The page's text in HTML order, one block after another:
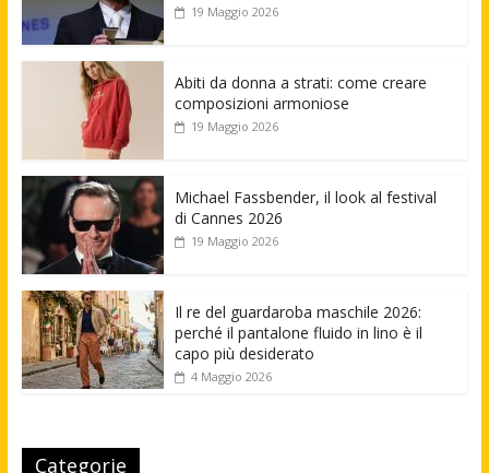
19 Maggio 2026
Abiti da donna a strati: come creare
composizioni armoniose
19 Maggio 2026
Michael Fassbender, il look al festival
di Cannes 2026
19 Maggio 2026
Il re del guardaroba maschile 2026:
perché il pantalone fluido in lino è il
capo più desiderato
4 Maggio 2026
Categorie